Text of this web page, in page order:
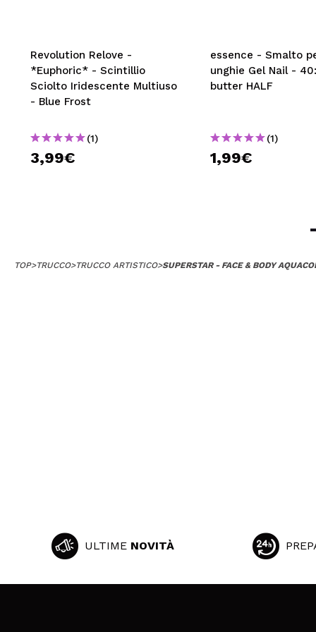
Revolution Relove -
*Euphoric* - Scintillio
Sciolto Iridescente Multiuso
- Blue Frost
(1)
3,99€
essence - Smalto
unghie Gel Nail -
butter HALF
(1)
1,99€
TOP>TRUCCO>TRUCCO ARTISTICO>SUPERSTAR - FACE & BODY
ULTIME NOVITÀ